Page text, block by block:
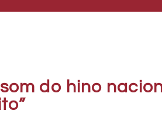
do hino